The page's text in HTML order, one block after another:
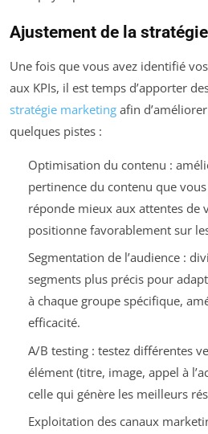
Ajustement de la stratégie
Une fois que vous avez identifié
aux KPIs, il est temps d’apporter
stratégie marketing afin
quelques pistes :
Optimisation du contenu :
pertinence du contenu que
réponde mieux aux attentes de
positionne favorablement sur
Segmentation de l’audience :
segments plus précis pour
à chaque groupe spécifique,
efficacité.
A/B testing : testez différentes
élément (titre, image, appel à
celle qui génère les meilleurs
Exploitation des canaux